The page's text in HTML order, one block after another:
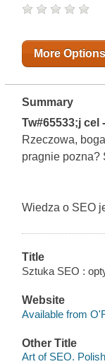
More Options
Summary
Tw#65533;j cel
Rzeczowa,
pragnie pozna?
Wiedza o SEO
Title
Sztuka SEO :
Website
Available from
Other Title
Art of SEO. Polish